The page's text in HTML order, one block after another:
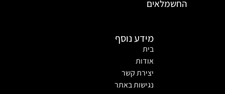
החשמלאים
מידע נוסף
בית
אודות
יצירת קשר
נגישות באתר